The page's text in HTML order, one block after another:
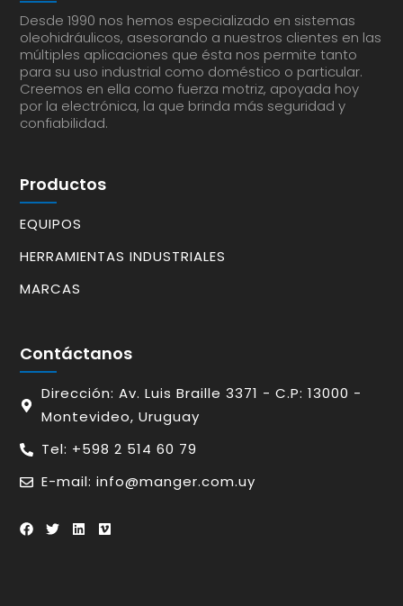
Desde 1990 nos hemos especializado en sistemas
oleohidráulicos, asesorando a nuestros clientes en las
múltiples aplicaciones que ésta nos permite tanto
para su uso industrial como doméstico o particular.
Creemos en ella como fuerza motriz, apoyada hoy
por la electrónica, la que brinda más seguridad y
confiabilidad.
Productos
EQUIPOS
HERRAMIENTAS INDUSTRIALES
MARCAS
Contáctanos
Dirección: Av. Luis Braille 3371 - C.P: 13000 -
Montevideo, Uruguay
Tel: +598 2 514 60 79
E-mail: info@manger.com.uy